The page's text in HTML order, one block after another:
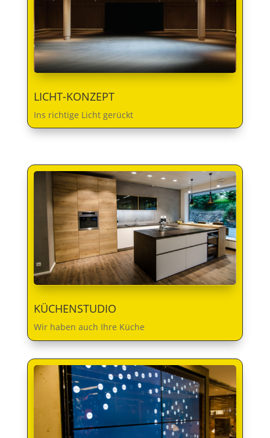
LICHT-KONZEPT
Ins richtige Licht gerückt
KÜCHENSTUDIO
Wir haben auch Ihre Küche